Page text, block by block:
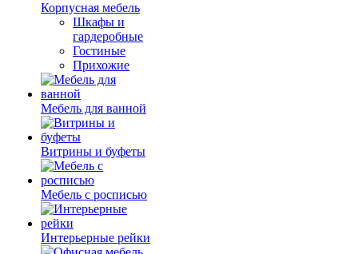
Корпусная мебель
Шкафы и
гардеробные
Гостиные
Прихожие
Мебель для ванной
Витрины и буфеты
Мебель с росписью
Интерьерные рейки